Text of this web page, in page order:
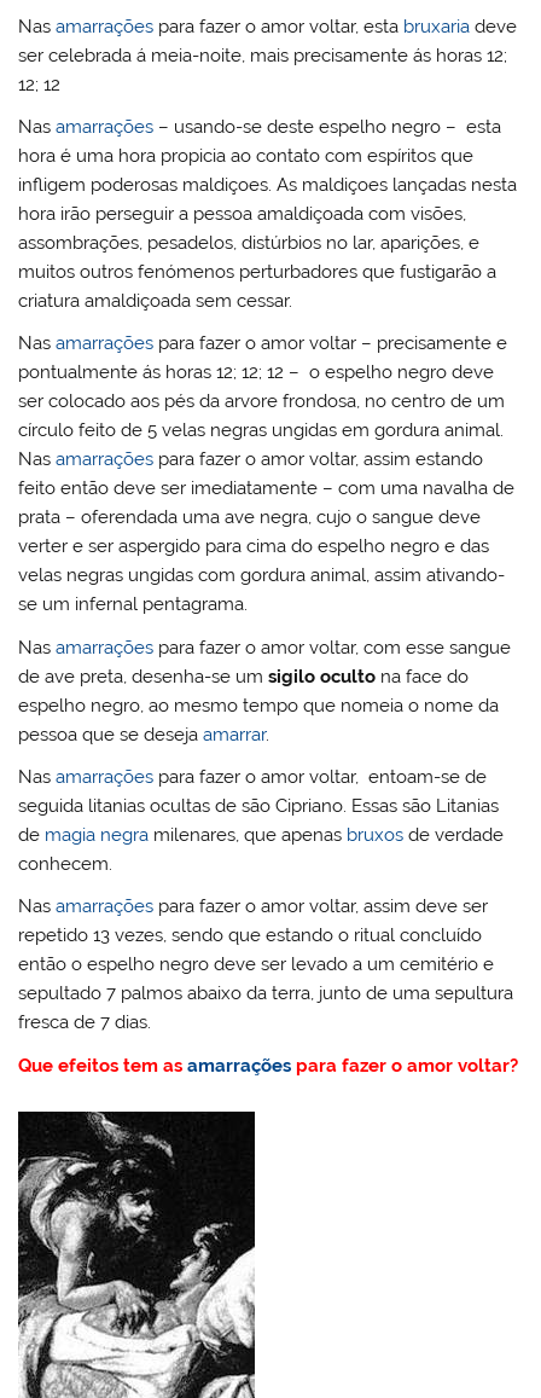
Nasamarrações para fazer o amor voltar, esta bruxaria deve
ser celebrada á meia-noite, mais precisamente ás horas 12;
12; 12
Nasamarrações – usando-se deste espelho negro – esta
hora é uma hora propicia ao contato com espíritos que
infligem poderosas maldiçoes. As maldiçoes lançadas nesta
hora irão perseguir a pessoa amaldiçoada com visões,
assombrações, pesadelos, distúrbios no lar, aparições, e
muitos outros fenómenos perturbadores que fustigarão a
criatura amaldiçoada sem cessar.
Nasamarrações para fazer o amor voltar – precisamente e
pontualmente ás horas 12; 12; 12 – o espelho negro deve
ser colocado aos pés da arvore frondosa, no centro de um
círculo feito de 5 velas negras ungidas em gordura animal.
Nasamarrações para fazer o amor voltar, assim estando
feito então deve ser imediatamente – com uma navalha de
prata – oferendada uma ave negra, cujo o sangue deve
verter e ser aspergido para cima do espelho negro e das
velas negras ungidas com gordura animal, assim ativando-
se um infernal pentagrama.
Nasamarrações para fazer o amor voltar, com esse sangue
de ave preta, desenha-se umsigilo oculto na face do
espelho negro, ao mesmo tempo que nomeia o nome da
pessoa que se desejaamarrar.
Nasamarrações para fazer o amor voltar, entoam-se de
seguida litanias ocultas de são Cipriano. Essas são Litanias
de magia negra milenares, que apenas bruxos de verdade
conhecem.
Nasamarrações para fazer o amor voltar, assim deve ser
repetido 13 vezes, sendo que estando o ritual concluído
então o espelho negro deve ser levado a um cemitério e
sepultado 7 palmos abaixo da terra, junto de uma sepultura
fresca de 7 dias.
Que efeitos tem asamarrações para fazer o amor voltar?